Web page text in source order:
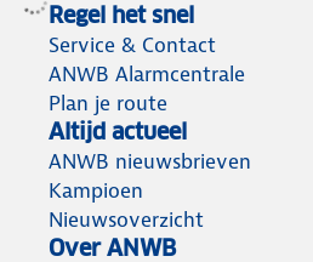
Regel het snel
Service & Contact
ANWB Alarmcentrale
Plan je route
Altijd actueel
ANWB nieuwsbrieven
Kampioen
Nieuwsoverzicht
Over ANWB